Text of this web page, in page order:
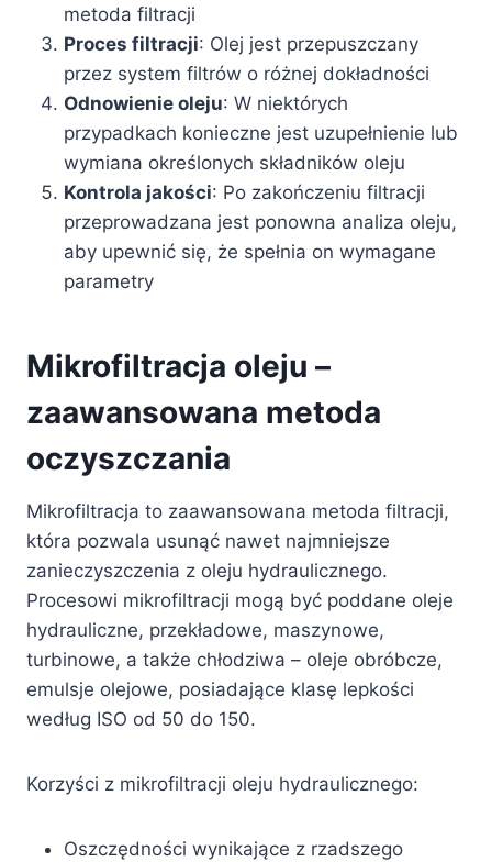
metoda filtracji
Proces filtracji: Olej jest przepuszczany
przez system filtrów o różnej dokładności
Odnowienie oleju: W niektórych
przypadkach konieczne jest uzupełnienie lub
wymiana określonych składników oleju
Kontrola jakości: Po zakończeniu filtracji
przeprowadzana jest ponowna analiza oleju,
aby upewnić się, że spełnia on wymagane
parametry
Mikrofiltracja oleju –
zaawansowana metoda
oczyszczania
Mikrofiltracja to zaawansowana metoda filtracji,
która pozwala usunąć nawet najmniejsze
zanieczyszczenia z oleju hydraulicznego.
Procesowi mikrofiltracji mogą być poddane oleje
hydrauliczne, przekładowe, maszynowe,
turbinowe, a także chłodziwa – oleje obróbcze,
emulsje olejowe, posiadające klasę lepkości
według ISO od 50 do 150.
Korzyści z mikrofiltracji oleju hydraulicznego:
Oszczędności wynikające z rzadszego